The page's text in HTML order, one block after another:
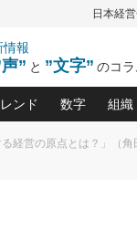
日本経
情報
” と ”文字” のコ
レンド 数字
おカネが
組織
る経営の原点とは？」（